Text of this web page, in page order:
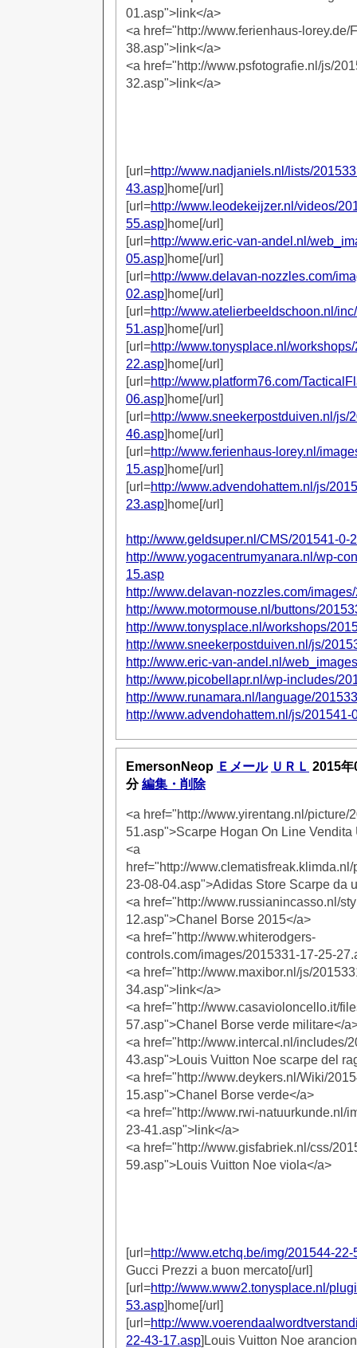
01.asp">link</a>
<a href="http://www.ferienhaus-lorey.de/
38.asp">link</a>
<a href="http://www.psfotografie.nl/js/
32.asp">link</a>
[url=http://www.nadjaniels.nl/lists/
43.asp]home[/url]
[url=http://www.leodekeijzer.nl/videos/
55.asp]home[/url]
[url=http://www.eric-van-andel.nl/
05.asp]home[/url]
[url=http://www.delavan-nozzles.com/
02.asp]home[/url]
[url=http://www.atelierbeeldschoon.nl/
51.asp]home[/url]
[url=http://www.tonysplace.nl/
22.asp]home[/url]
[url=http://www.platform76.com/
06.asp]home[/url]
[url=http://www.sneekerpostduiven.nl/js/
46.asp]home[/url]
[url=http://www.ferienhaus-lorey.nl/
15.asp]home[/url]
[url=http://www.advendohattem.nl/js/
23.asp]home[/url]
http://www.geldsuper.nl/CMS/201541-0-
http://www.yogacentrumyanara.nl/wp-
15.asp
http://www.delavan-nozzles.com/
http://www.motormouse.nl/buttons/
http://www.tonysplace.nl/workshops/
http://www.sneekerpostduiven.nl/js/
http://www.eric-van-andel.nl/
http://www.picobellapr.nl/wp-includes/
http://www.runamara.nl/language/
http://www.advendohattem.nl/js/201541-
EmersonNeop Ｅメール ＵＲＬ 2015年
分編集・削除
<a href="http://www.yirentang.nl/picture/
51.asp">Scarpe Hogan On Line Vendita
<a
href="http://
23-08-04.asp">Adidas Store Scarpe da
<a href="http://www.russianincasso.nl/
12.asp">Chanel Borse 2015</a>
<a href="http://www.whiterodgers-
controls.com/images/2015331-17-25-
<a href="http://www.maxibor.nl/js/
34.asp">link</a>
<a href="http://www.casavioloncello.it/
57.asp">Chanel Borse verde militare</
<a href="http://www.intercal.nl/includes/
43.asp">Louis Vuitton Noe scarpe del
<a href="http://www.deykers.nl/Wiki/
15.asp">Chanel Borse verde</a>
<a href="http://www.rwi-natuurkunde.nl/
23-41.asp">link</a>
<a href="http://www.gisfabriek.nl/css/
59.asp">Louis Vuitton Noe viola</a>
[url=http://www.etchq.be/img/201544-
Gucci Prezzi a buon mercato[/url]
[url=http://www.www2.tonysplace.nl/
53.asp]home[/url]
[url=http://
22-43-17.asp]Louis Vuitton Noe